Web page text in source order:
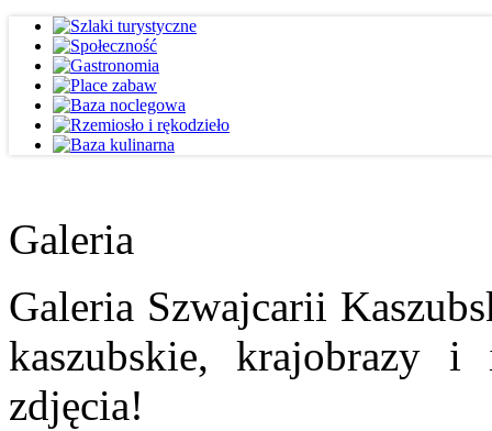
Galeria
Galeria Szwajcarii
kaszubskie, krajobrazy
zdjęcia!